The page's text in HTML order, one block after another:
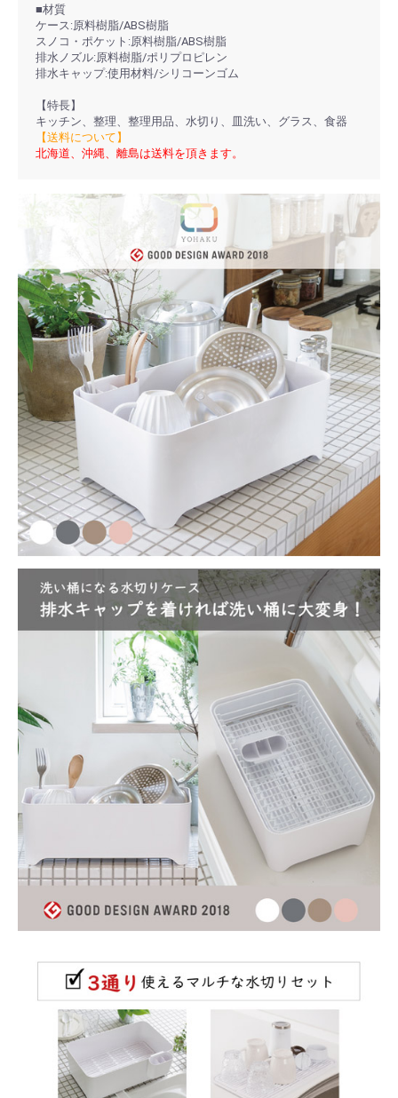
■材質
ケース:原料樹脂/ABS樹脂
スノコ・ポケット:原料樹脂/ABS樹脂
排水ノズル:原料樹脂/ポリプロピレン
排水キャップ:使用材料/シリコーンゴム
【特長】
キッチン、整理、整理用品、水切り、皿洗い、グラス、食器
【送料について】
北海道、沖縄、離島は送料を頂きます。